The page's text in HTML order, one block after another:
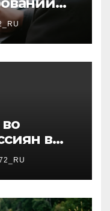
в
3 дней